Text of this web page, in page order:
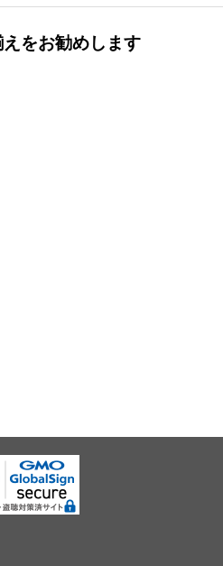
をお勧めします